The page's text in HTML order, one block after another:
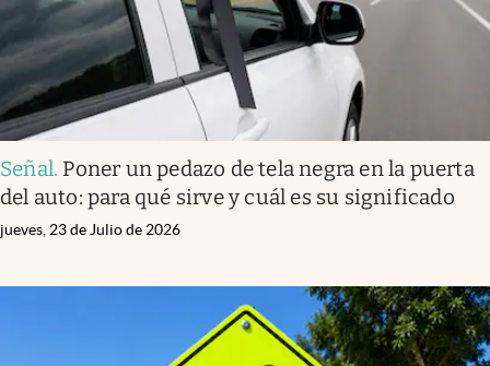
abre en nueva pestaña
México
Señal. Poner un pedazo de tela negra en la puerta
del auto: para qué sirve y cuál es su significado
jueves, 23 de Julio de 2026